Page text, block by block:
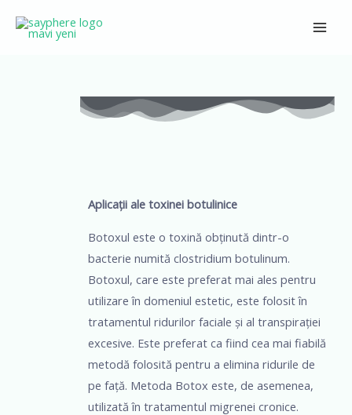
Aplicații ale toxinei botulinice
Botoxul este o toxină obținută dintr-o
bacterie numită clostridium botulinum.
Botoxul, care este preferat mai ales pentru
utilizare în domeniul estetic, este folosit în
tratamentul ridurilor faciale și al transpirației
excesive. Este preferat ca fiind cea mai fiabilă
metodă folosită pentru a elimina ridurile de
pe față. Metoda Botox este, de asemenea,
utilizată în tratamentul migrenei cronice.
în
articole